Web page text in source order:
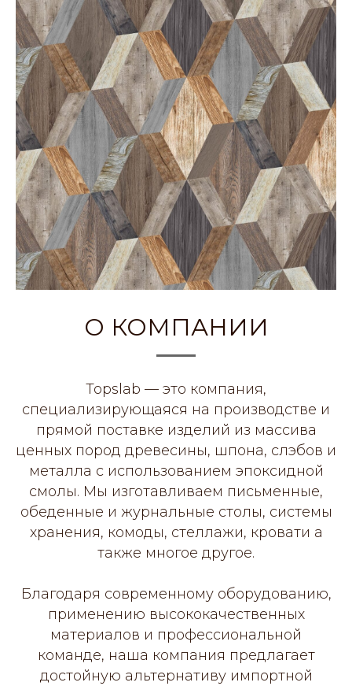
О КОМПАНИИ
Topslab — это компания,
специализирующаяся на производстве и
прямой поставке изделий из массива
ценных пород древесины, шпона, слэбов и
металла с использованием эпоксидной
смолы. Мы изготавливаем письменные,
обеденные и журнальные столы, системы
хранения, комоды, стеллажи, кровати а
также многое другое.
Благодаря современному оборудованию,
применению высококачественных
материалов и профессиональной
команде, наша компания предлагает
достойную альтернативу импортной